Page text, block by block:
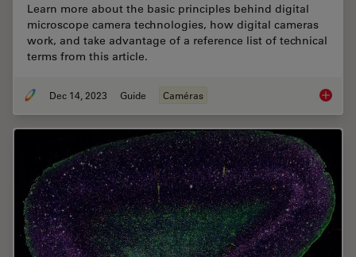
Learn more about the basic principles behind digital
microscope camera technologies, how digital cameras
work, and take advantage of a reference list of technical
terms from this article.
Dec 14, 2023 Guide Caméras